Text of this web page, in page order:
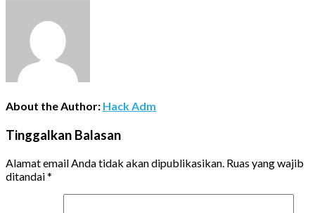
About the Author: Hack Adm
Tinggalkan Balasan
Alamat email Anda tidak akan dipublikasikan. Ruas yang wajib
ditandai*